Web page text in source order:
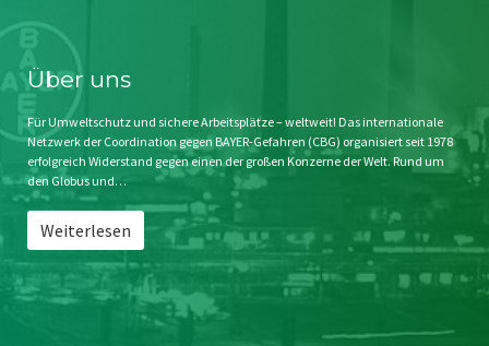
Kontakt
Impressum
Störfälle
Stichwort BAYER
Jahrestagung
SPENDEN
Über uns
Für Umweltschutz und sichere Arbeitsplätze – weltweit! Das internationale
Netzwerk der Coordination gegen BAYER-Gefahren (CBG) organisiert seit 1978
erfolgreich Widerstand gegen einen der großen Konzerne der Welt. Rund um
den Globus und…
Weiterlesen